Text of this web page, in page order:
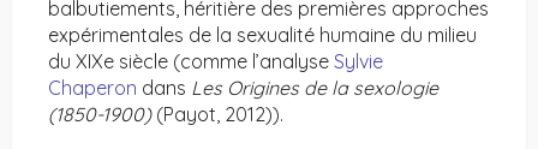
balbutiements, héritière des premières approches
expérimentales de la sexualité humaine du milieu
du XIXe siècle (comme l’analyse Sylvie
Chaperon dans Les Origines de la sexologie
(1850-1900)(Payot, 2012)).